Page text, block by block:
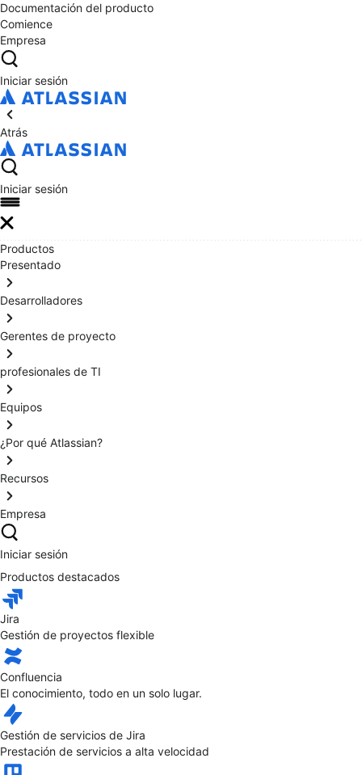
Documentación del producto
Comience
Empresa
Iniciar sesión
Atrás
Iniciar sesión
Productos
Presentado
Desarrolladores
Gerentes de proyecto
profesionales de TI
Equipos
¿Por qué Atlassian?
Recursos
Empresa
Iniciar sesión
Productos destacados
Jira
Gestión de proyectos flexible
Confluencia
El conocimiento, todo en un solo lugar.
Gestión de servicios de Jira
Prestación de servicios a alta velocidad